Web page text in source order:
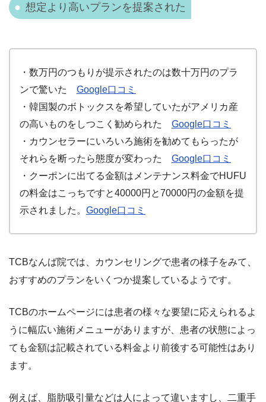
想定より高いプランを提案された
・数万円のつもりが提示されたのは数十万円のプラ
ンで驚いた Google口コミ
・韓国製のボトックスを希望していたがアメリカ産
の高いものをしつこく勧められた Google口コミ
・カウンセラーにいろいろ施術を勧めてもらったが
それらを断ったら態度が変わった Google口コミ
・クーポンに出てる金額はメンテナンス料金でHUFU
の料金はこっちですと40000円と70000円の金額を提
示されました。 Google口コミ
TCBなんば院では、カウンセリングで患者の様子をみて、
おすすめのプランをいくつか提案しているようです。
TCBのホームページには患者の様々な要望に応えられるよ
うに幅広い施術メニューがありますが、患者の状態によっ
ても金額は記載されている料金より前後する可能性はあり
ます。
例えば、脂肪吸引量などは人によって違いますし、二重手